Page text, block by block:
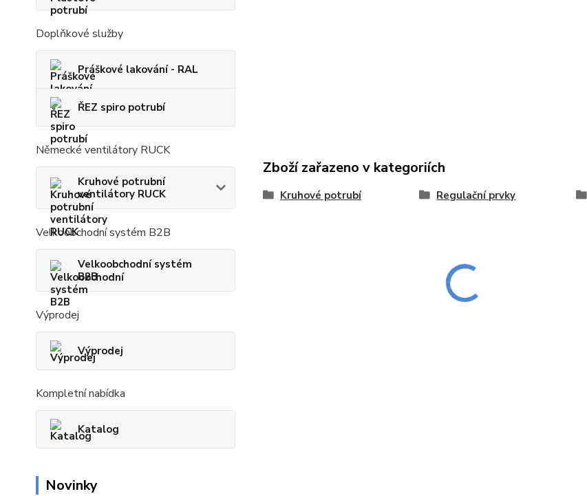
Doplňkové služby
Práškové lakování - RAL
ŘEZ spiro potrubí
Německé ventilátory RUCK
Kruhové potrubní
ventilátory RUCK
Velkoobchodní systém B2B
Velkoobchodní systém
B2B
Výprodej
Výprodej
Kompletní nabídka
Katalog
Novinky
Zboží zařazeno v kategoriích
Kruhové potrubí Regulační prvky